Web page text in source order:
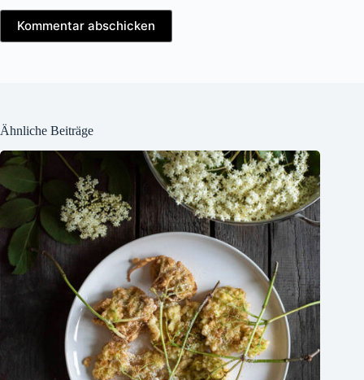
Kommentar abschicken
Ähnliche Beiträge